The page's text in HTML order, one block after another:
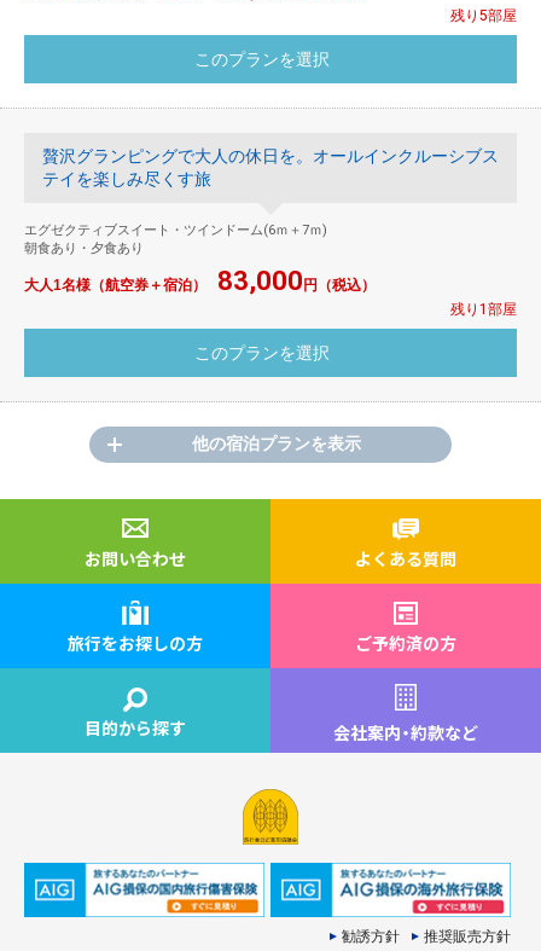
残り5部屋
贅沢グランピングで大人の休日を。オールインクルーシブス
テイを楽しみ尽くす旅
エグゼクティブスイート・ツインドーム(6ｍ＋7ｍ)
朝食あり・夕食あり
大人1名様（航空券＋宿泊） 83,000円（税込）
残り1部屋
他の宿泊プランを表示
お問い合わせ よくある質問
旅行をお探しの方 ご予約済の方
目的から探す 会社案内・約款など
勧誘方針 推奨販売方針